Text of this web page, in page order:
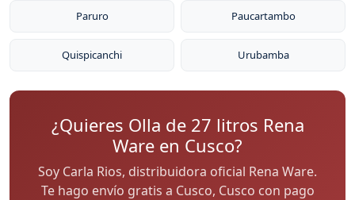
Paruro Paucartambo
Quispicanchi Urubamba
¿Quieres Olla de 27 litros Rena
Ware en Cusco?
Soy Carla Rios, distribuidora oficial Rena Ware.
Te hago envío gratis a Cusco, Cusco con pago